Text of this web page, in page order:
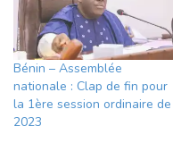
Bénin – Assemblée
nationale : Clap de fin pour
la 1ère session ordinaire de
2023